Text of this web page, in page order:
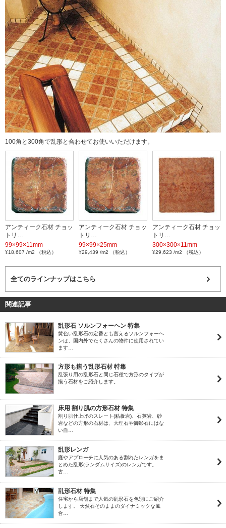
100角と300角で乱形と合わせてお使いいただけます。
アンティーク石材 チョッ
トリ…
99×99×11mm
¥18,607 /m2 （税込）
アンティーク石材 チョッ
トリ…
99×99×25mm
¥29,439 /m2 （税込）
アンティーク石材 チョッ
トリ…
300×300×11mm
¥29,623 /m2 （税込）
全てのラインナップはこちら
関連記事
乱形石 ソルンフォーヘン 特集
黄色い乱形石の定番とも言えるソルンフォーヘ
ンは、国内外でたくさんの物件に使用されてい
ます…
方形も揃う乱形石材 特集
乱張り用の乱形石と同じ石種で方形のタイプが
揃う石材をご紹介します。
床用 割り肌の方形石材 特集
割り肌仕上げのスレート(粘板岩)、石英岩、砂
岩などの方形の石材は、大理石や御影石にはな
い自…
乱形レンガ
庭やアプローチに人気のある割れたレンガをま
とめた乱形(ランダムサイズ)のレンガです。
古…
乱形石材 特集
住宅から店舗まで人気の乱形石を色別にご紹介
します。 天然石そのままのダイナミックな風
合…